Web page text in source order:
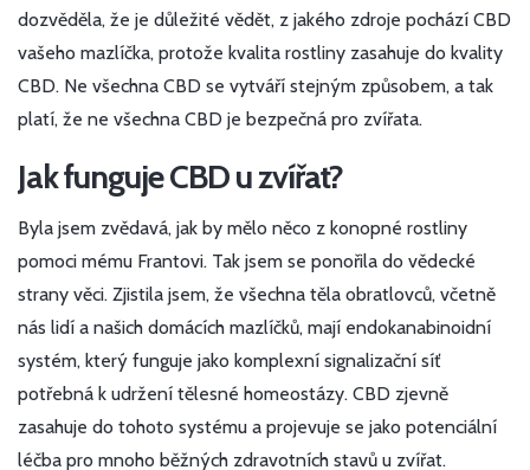
dozvěděla, že je důležité vědět, z jakého zdroje pochází CBD
vašeho mazlíčka, protože kvalita rostliny zasahuje do kvality
CBD. Ne všechna CBD se vytváří stejným způsobem, a tak
platí, že ne všechna CBD je bezpečná pro zvířata.
Jak funguje CBD u zvířat?
Byla jsem zvědavá, jak by mělo něco z konopné rostliny
pomoci mému Frantovi. Tak jsem se ponořila do vědecké
strany věci. Zjistila jsem, že všechna těla obratlovců, včetně
nás lidí a našich domácích mazlíčků, mají endokanabinoidní
systém, který funguje jako komplexní signalizační síť
potřebná k udržení tělesné homeostázy. CBD zjevně
zasahuje do tohoto systému a projevuje se jako potenciální
léčba pro mnoho běžných zdravotních stavů u zvířat.